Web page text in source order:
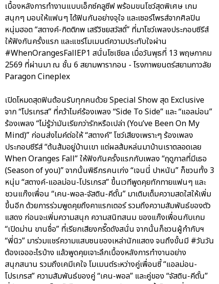
เบื้องหลังการทำงานแบบเอ็กซ์คลูซีฟ พร้อมขนโชว์สุดพิเศษ เกม
สนุกๆ มอบให้แฟนๆ ได้ฟินกันอย่างจุใจ และเซอร์ไพรส์จากศิลปิน
หนุ่มฮอต “สตางค์-กิตติภพ เสรีวิชยสวัสดิ์” ที่มาโชว์เพลงประกอบซีรีส์
ให้ฟังกันครั้งแรก และแชร์โมเมนต์ความประทับใจผ่าน
#WhenOrangesFallEP1 สนั่นโซเชียล เมื่อวันพุธที่ 13 พฤษภาคม
2569 ที่ผ่านมา ณ ชั้น 6 สยามพารากอน - โรงภาพยนตร์สยามภาวลัย
Paragon Cineplex
เปิดโหมดสุดฟินต้อนรับทุกคนด้วย Special Show สุด Exclusive
จาก “โปรเกรส” ที่คว้าไมค์ร้องเพลง “Side To Side” และ “แอลม่อน”
ร้องเพลง “ไม่รู้ว่ามันเรียกว่ารักหรือเปล่า (You’ve Been On My
Mind)” ก่อนส่งไมค์ต่อให้ “สตางค์” โชว์เสียงเพราะๆ ร้องเพลง
ประกอบซีรีส์ “ต้นส้มอยู่บ้านเขา แต่ผลส้มหล่นมาบ้านเราตลอดเลย
When Oranges Fall” ให้ฟังกันครั้งแรกกับเพลง “ฤดูกาลที่มีเธอ
(Season of you)” จากนั้นพิธีกรคนเก่ง “เจนนี่ ปาหนัน” ก็ชวนทั้ง 3
หนุ่ม “สตางค์-แอลม่อน-โปรเกรส” ขึ้นเวทีพูดคุยทักทายแฟนๆ และ
ชวนแก๊งเพื่อน “เคน-พอล-จัสติน-คีตั้น” มาเติมเต็มความสดใสให้เพิ่ม
ขึ้นอีก ด้วยการร่วมพูดคุยถึงคาแรกเตอร์ รวมถึงความสัมพันธ์ของตัว
แสดง ก่อนจะเพิ่มความสนุก ความสนิทสนม ของแก๊งเพื่อนกับเกม
“เปิดม่าน ขานชื่อ” ที่เรียกเสียงกรี๊ดดังสนั่น จากนั้นก็ชวนผู้กำกับฯ
“พี่นิว” มาร่วมแชร์ความแสบซนของเหล่านักแสดง จนถึงขั้นมี #วันวัน
ต้องเจออะไรบ้าง แล้วพูดคุยเจาะลึกเบื้องหลังการทำงานอย่าง
สนุกสนาน รวมถึงเคมีเคใจ โมเมนต์ระหว่างคู่เพื่อนซี้ “แอลม่อน-
โปรเกรส” ความสัมพันธ์ของคู่ “เคน-พอล” และคู่ของ “จัสติน-คีตั้น”